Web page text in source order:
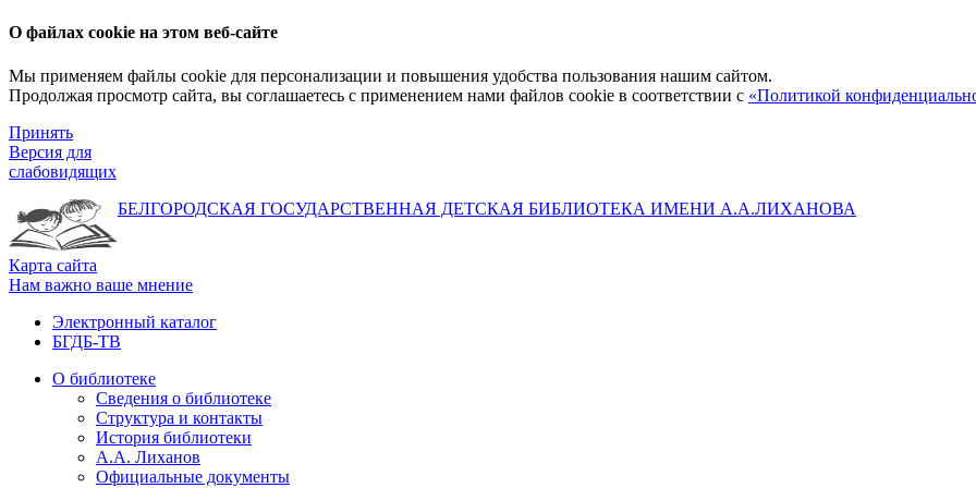
О файлах cookie на этом веб-сайте
Мы применяем файлы cookie для персонализации и повышения удобства пользования нашим сайтом.
Продолжая просмотр сайта, вы соглашаетесь с применением нами файлов cookie в соответствии с «Политикой
Принять
Версия для
слабовидящих
БЕЛГОРОДСКАЯ ГОСУДАРСТВЕННАЯ ДЕТСКАЯ БИБЛИОТЕКА ИМЕНИ А.А.ЛИХАНОВА
Карта сайта
Нам важно ваше мнение
Электронный каталог
БГДБ-ТВ
О библиотеке
Сведения о библиотеке
Структура и контакты
История библиотеки
А.А. Лиханов
Официальные документы